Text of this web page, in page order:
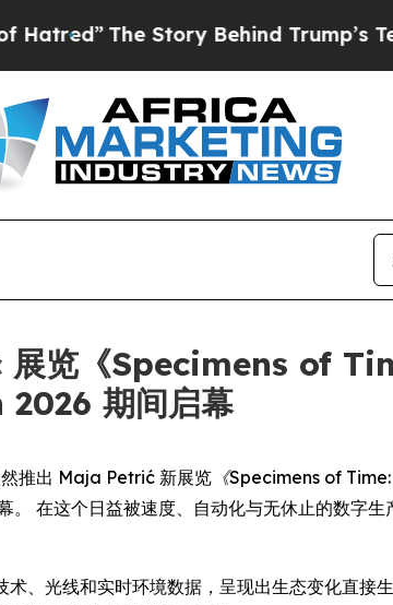
The Story Behind Trump’s
览《Specimens of
期间启幕
推出 Maja Petrić 新展览 《Specimens of
在这个日益被速度、自动化与无休止的数字
、光线和实时环境数据，呈现出生态变化直